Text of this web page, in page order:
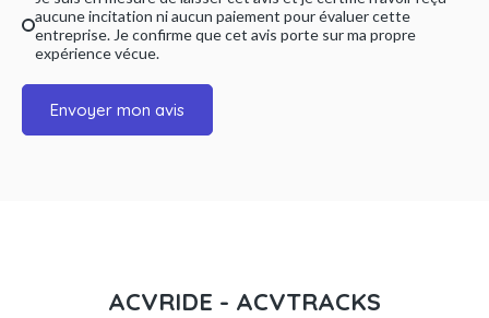
aucune incitation ni aucun paiement pour évaluer cette
entreprise. Je confirme que cet avis porte sur ma propre
expérience vécue.
Envoyer mon avis
ACVRIDE - ACVTRACKS